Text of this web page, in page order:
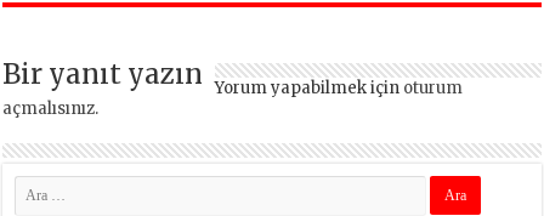
Bir yanıt yazın Yorum yapabilmek için oturum
açmalısınız.